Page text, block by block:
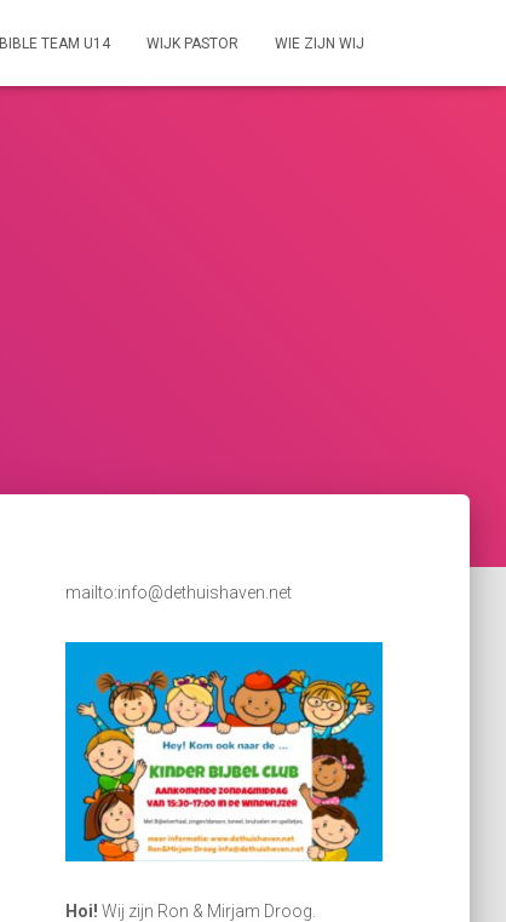
BIBLE TEAM U14 WIJK PASTOR WIE ZIJN WIJ
mailto:info@dethuishaven.net
Hoi! Wij zijn Ron & Mirjam Droog.